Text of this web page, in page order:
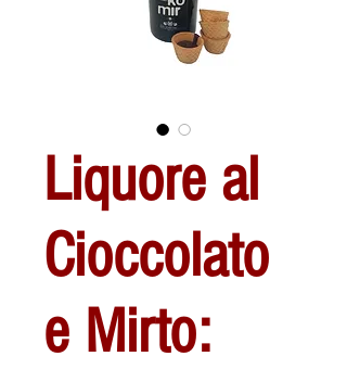
Liquore al
Cioccolato
e Mirto: